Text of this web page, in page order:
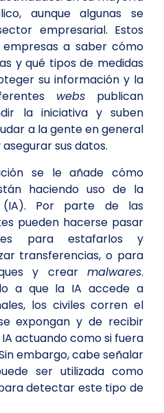
aunque algunas se
empresarial. Estos
a saber cómo
y qué tipos de medidas
su información y la
webs publican
la iniciativa y suben
a la gente en general
sus datos.
se le añade cómo
haciendo uso de la
(IA). Por parte de las
pueden hacerse pasar
para estafarlos y
transferencias, o para
y crear malwares.
a que la IA accede a
los civiles corren el
expongan y de recibir
actuando como si fuera
embargo, cabe señalar
ser utilizada como
detectar este tipo de